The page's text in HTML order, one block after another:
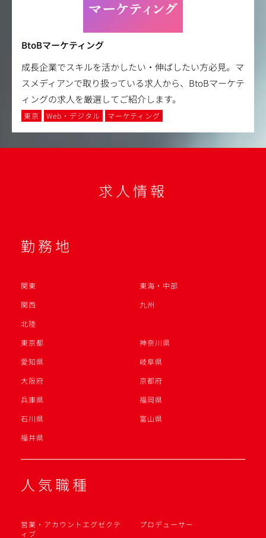
BtoBマーケティング
成長企業でスキルを活かしたい・伸ばしたい方必見。マ
スメディアンで取り扱っている求人から、BtoBマーケテ
ィングの求人を厳選してご紹介します。
東京 Web・デジタル マーケティング
求人情報
勤務地
関東
東海・中部
関西
九州
北陸
東京都
神奈川県
愛知県
岐阜県
大阪府
京都府
兵庫県
福岡県
石川県
富山県
福井県
人気職種
営業・アカウントエグゼクテ
ィブ
プロデューサー